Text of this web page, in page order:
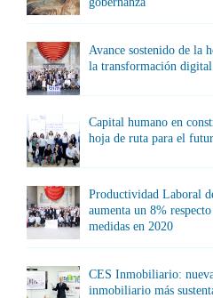
Avance sostenido de la
la transformación
Capital humano en
hoja de ruta para el
Productividad Laboral
aumenta un 8%
medidas en 2020
CES Inmobiliario:
inmobiliario más